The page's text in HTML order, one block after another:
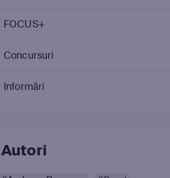
FOCUS+
Concursuri
Informări
Autori